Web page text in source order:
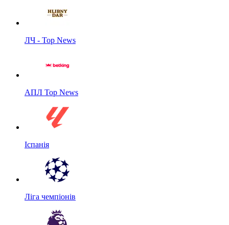
ЛЧ - Top News
АПЛ Top News
Іспанія
Ліга чемпіонів